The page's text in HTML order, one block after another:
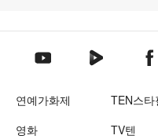
텐아시아 유튜브텐아시아 네이
연예가화제 TEN스타
영화
TV텐